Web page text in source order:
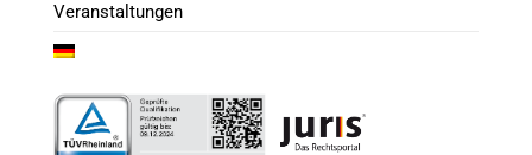
Veranstaltungen